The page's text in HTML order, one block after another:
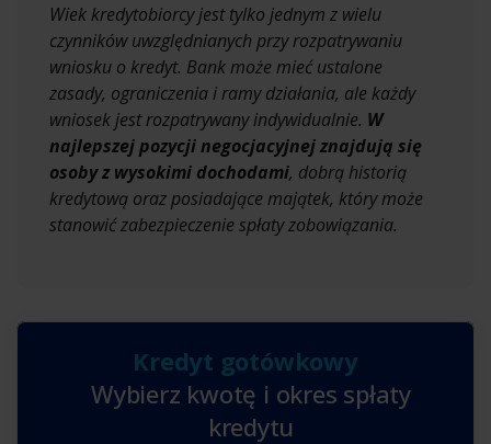
Wiek kredytobiorcy jest tylko jednym z wielu
czynników uwzględnianych przy rozpatrywaniu
wniosku o kredyt. Bank może mieć ustalone
zasady, ograniczenia i ramy działania, ale każdy
wniosek jest rozpatrywany indywidualnie. W
najlepszej pozycji negocjacyjnej znajdują się
osoby z wysokimi dochodami, dobrą historią
kredytową oraz posiadające majątek, który może
stanowić zabezpieczenie spłaty zobowiązania.
Kredyt gotówkowy
Wybierz kwotę i okres spłaty
kredytu